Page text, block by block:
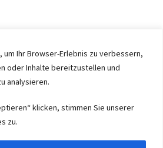
um Ihr Browser-Erlebnis zu verbessern,
oder Inhalte bereitzustellen und
analysieren.
klicken, stimmen Sie unserer
zu.
member of the ERUON Group.
Components and